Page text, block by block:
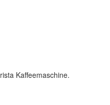
Kaffeemaschine.